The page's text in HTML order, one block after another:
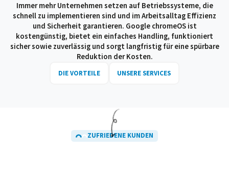
Immer mehr Unternehmen setzen auf Betriebssysteme, die
schnell zu implementieren sind und im Arbeitsalltag Effizienz
und Sicherheit garantieren. Google chromeOS ist
kostengünstig, bietet ein einfaches Handling, funktioniert
sicher sowie zuverlässig und sorgt langfristig für eine spürbare
Reduktion der Kosten.
DIE VORTEILE UNSERE SERVICES
ZUFRIEDENE KUNDEN